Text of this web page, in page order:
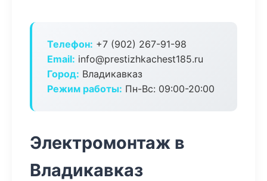
Телефон: +7 (902) 267-91-98
Email: info@prestizhkachest185.ru
Город: Владикавказ
Режим работы: Пн-Вс: 09:00-20:00
Электромонтаж в
Владикавказ